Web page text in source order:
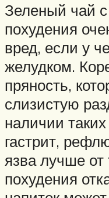
Зеленый чай
похудения
вред, если у
желудком.
пряность,
слизистую
наличии
гастрит,
язва лучше от
похудения